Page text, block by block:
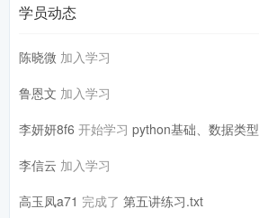
学员动态
陈晓微 加入学习
鲁恩文 加入学习
李妍妍8f6 开始学习 python基础、数据类型
李信云 加入学习
高玉凤a71 完成了 第五讲练习.txt